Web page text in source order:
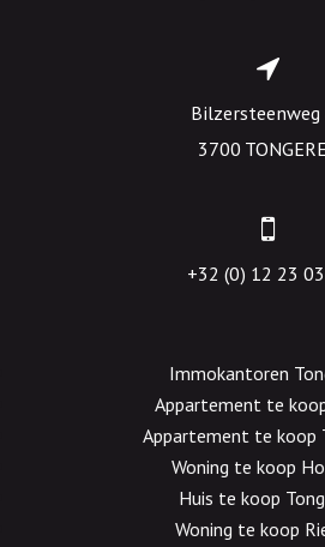
Bilzersteenweg
3700
+32 (0) 12 23
Immokantoren
Appartement te
Appartement te koop
Woning te koop
Huis te koop
Woning te koop